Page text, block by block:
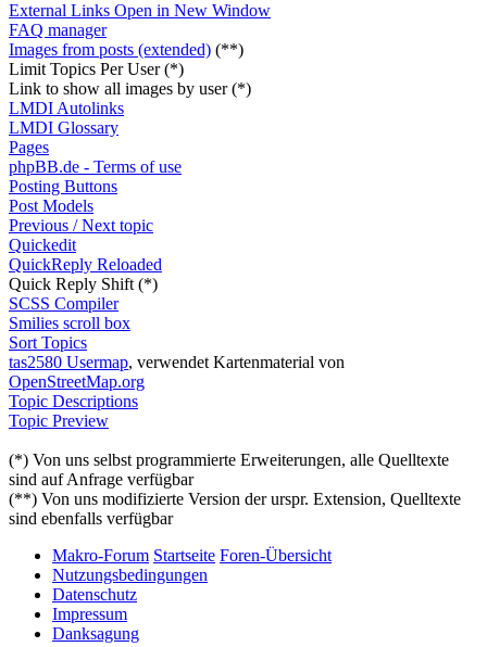
External Links Open in New Window
FAQ manager
Images from posts (extended) (**)
Limit Topics Per User (*)
Link to show all images by user (*)
LMDI Autolinks
LMDI Glossary
Pages
phpBB.de - Terms of use
Posting Buttons
Post Models
Previous / Next topic
Quickedit
QuickReply Reloaded
Quick Reply Shift (*)
SCSS Compiler
Smilies scroll box
Sort Topics
tas2580 Usermap, verwendet Kartenmaterial von
OpenStreetMap.org
Topic Descriptions
Topic Preview
(*) Von uns selbst programmierte Erweiterungen, alle Quelltexte
sind auf Anfrage verfügbar
(**) Von uns modifizierte Version der urspr. Extension, Quelltexte
sind ebenfalls verfügbar
Makro-Forum Startseite Foren-Übersicht
Nutzungsbedingungen
Datenschutz
Impressum
Danksagung